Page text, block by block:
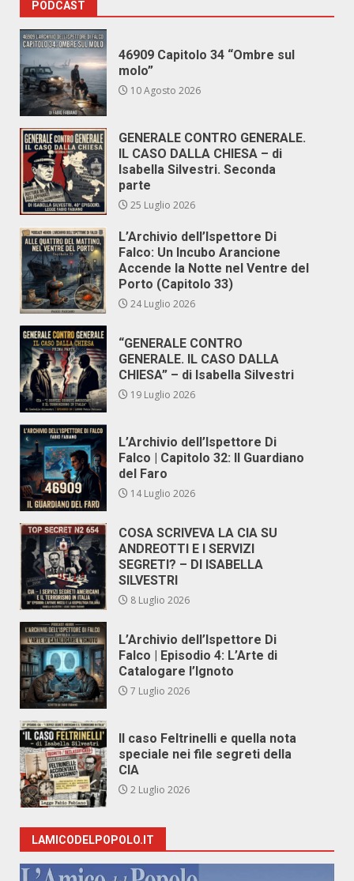
PODCAST
46909 Capitolo 34 “Ombre sul
molo”
10 Agosto 2026
GENERALE CONTRO GENERALE.
IL CASO DALLA CHIESA – di
Isabella Silvestri. Seconda
parte
25 Luglio 2026
L’Archivio dell’Ispettore Di
Falco: Un Incubo Arancione
Accende la Notte nel Ventre del
Porto (Capitolo 33)
24 Luglio 2026
“GENERALE CONTRO
GENERALE. IL CASO DALLA
CHIESA” – di Isabella Silvestri
19 Luglio 2026
L’Archivio dell’Ispettore Di
Falco | Capitolo 32: Il Guardiano
del Faro
14 Luglio 2026
COSA SCRIVEVA LA CIA SU
ANDREOTTI E I SERVIZI
SEGRETI? – DI ISABELLA
SILVESTRI
8 Luglio 2026
L’Archivio dell’Ispettore Di
Falco | Episodio 4: L’Arte di
Catalogare l’Ignoto
7 Luglio 2026
Il caso Feltrinelli e quella nota
speciale nei file segreti della
CIA
2 Luglio 2026
LAMICODELPOPOLO.IT